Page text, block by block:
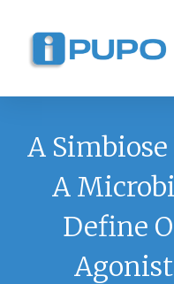
A
A
Define